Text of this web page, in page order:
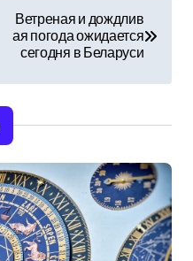
Ветреная и дождлив
ая погода ожидается
сегодня в Беларуси